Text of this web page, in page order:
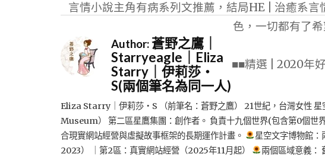
導
覽
言情小說主角有病系列文推薦，結局HE | 治癒系
色，一切都有了
■■精選 | 2020年
Author:蒼野之鷹｜
Starryeagle｜Eliza
Starry｜伊莉莎・
S(兩個筆名為同一人)
Eliza Starry｜伊莉莎・S （前筆名：蒼野之鷹） 21世紀，台灣女性
Museum） 第二區星鷹集團：創作者。 負責十九個世界(包含第0個世
合現實網站經營與虛擬故事框架的長期運作計畫。
星空文字博物館
2023） ｜第2區：真實網站經營（2025年11月起）
兩個區域意義：